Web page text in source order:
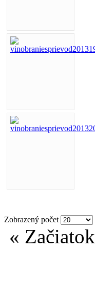
Zobrazený počet
« Začiatok